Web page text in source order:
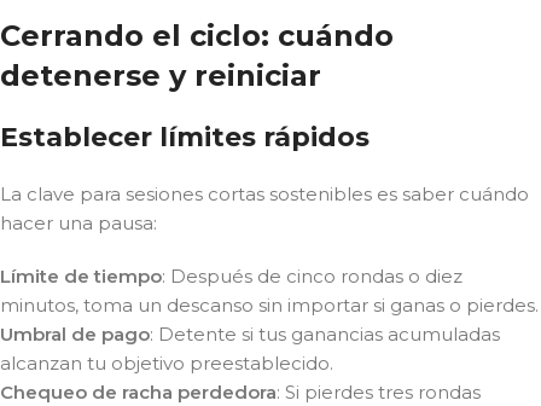
Cerrando el ciclo: cuándo
detenerse y reiniciar
Establecer límites rápidos
La clave para sesiones cortas sostenibles es saber cuándo
hacer una pausa:
Límite de tiempo: Después de cinco rondas o diez
minutos, toma un descanso sin importar si ganas o pierdes.
Umbral de pago: Detente si tus ganancias acumuladas
alcanzan tu objetivo preestablecido.
Chequeo de racha perdedora: Si pierdes tres rondas